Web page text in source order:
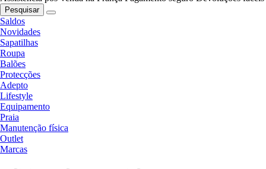
Pesquisar
Saldos
Novidades
Sapatilhas
Roupa
Balões
Protecções
Adepto
Lifestyle
Equipamento
Praia
Manutenção física
Outlet
Marcas